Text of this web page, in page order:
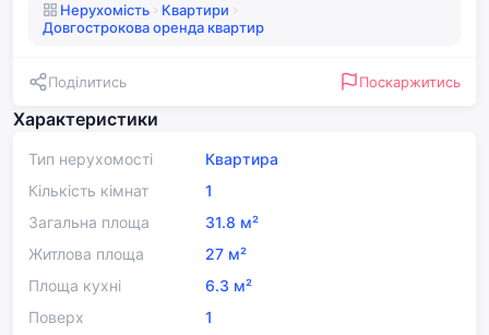
Характеристики
Тип нерухомості
Квартира
Кількість кімнат
1
Загальна площа
31.8 м²
Житлова площа
27 м²
Площа кухні
6.3 м²
Поверх
1
Нерухомість
Квартири
Довгострокова оренда квартир
Поділитись Поскаржитись